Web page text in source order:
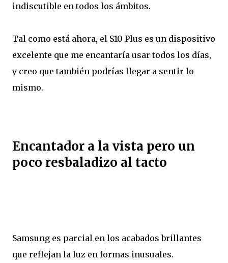
indiscutible en todos los ámbitos.
Tal como está ahora, el S10 Plus es un dispositivo
excelente que me encantaría usar todos los días,
y creo que también podrías llegar a sentir lo
mismo.
Encantador a la vista pero un
poco resbaladizo al tacto
Samsung es parcial en los acabados brillantes
que reflejan la luz en formas inusuales.